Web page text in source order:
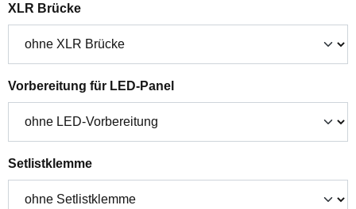
XLR Brückeauswählen
Vorbereitung für LED-Panelauswählen
Setlistklemmeauswählen